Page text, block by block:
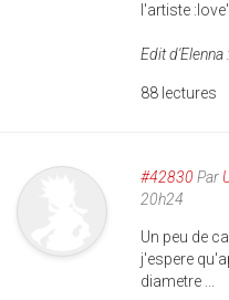
l'artiste
Edit d'Elenna :
88 lectures
#42830 Par
20h24
Un peu de
j'espere
diametre ...